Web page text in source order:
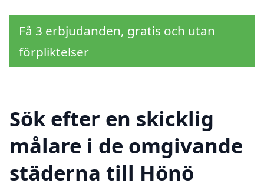
Få 3 erbjudanden, gratis och utan
förpliktelser
Sök efter en skicklig
målare i de omgivande
städerna till Hönö